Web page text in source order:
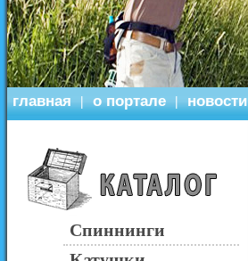
главная | о портале | новости
Спиннинги